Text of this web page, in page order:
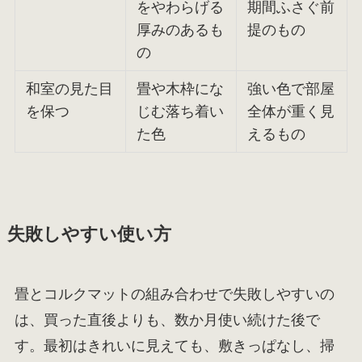
をやわらげる
厚みのあるも
の
期間ふさぐ前
提のもの
和室の見た目
を保つ
畳や木枠にな
じむ落ち着い
た色
強い色で部屋
全体が重く見
えるもの
失敗しやすい使い方
畳とコルクマットの組み合わせで失敗しやすいの
は、買った直後よりも、数か月使い続けた後で
す。最初はきれいに見えても、敷きっぱなし、掃